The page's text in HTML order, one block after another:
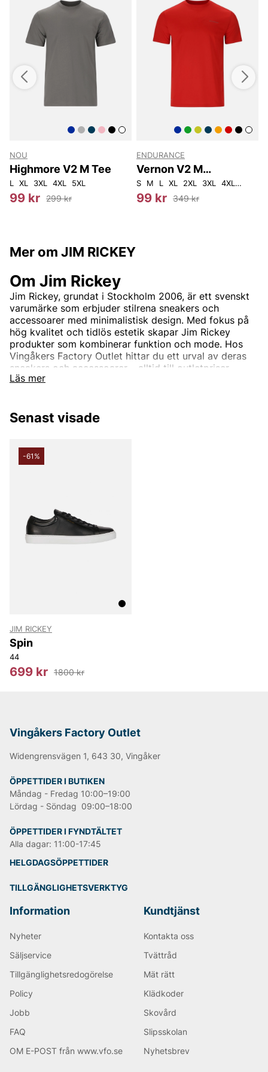
NOU
Highmore V2 M Tee
L XL 3XL 4XL 5XL
99 kr 299 kr
ENDURANCE
Vernon V2 M
Performance S/S Tee
S M L XL 2XL 3XL 4XL 5XL
99 kr 349 kr
Mer om JIM RICKEY
Läs mer
Om Jim Rickey
Jim Rickey, grundat i Stockholm 2006, är ett svenskt
varumärke som erbjuder stilrena sneakers och
accessoarer med minimalistisk design. Med fokus på
hög kvalitet och tidlös estetik skapar Jim Rickey
produkter som kombinerar funktion och mode. Hos
Vingåkers Factory Outlet hittar du ett urval av deras
sneakers och accessoarer – alltid till outletpriser.
Uppdatera din stil med Jim Rickeys moderna och
nya favoriter!
Andra populära varumärken:
Björn Borg
Replay
Oscar Jacobson
Senast visade
-61%
JIM RICKEY
Spin
44
699 kr 1800 kr
Vingåkers Factory Outlet
Widengrensvägen 1, 643 30, Vingåker
ÖPPETTIDER I BUTIKEN
Måndag - Fredag 10:00–19:00
Lördag - Söndag 09:00–18:00
ÖPPETTIDER I FYNDTÄLTET
Alla dagar: 11:00-17:45
HELGDAGSÖPPETTIDER
TILLGÄNGLIGHETSVERKTYG
Information
Nyheter
Säljservice
Tillgänglighetsredogörelse
Policy
Jobb
FAQ
OM E-POST från www.vfo.se
Kundtjänst
Kontakta oss
Tvättråd
Mät rätt
Klädkoder
Skovård
Slipsskolan
Nyhetsbrev